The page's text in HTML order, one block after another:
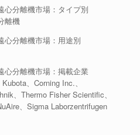
心分離機市場：タイプ別
離機
心分離機市場：用途別
心分離機市場：掲載企業
、Corning Inc.、
、Thermo Fisher Scientific、
、Sigma Laborzentrifugen